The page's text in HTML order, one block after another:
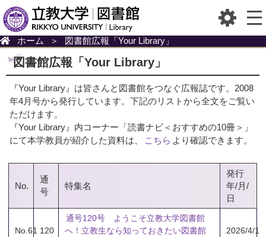
ホーム ＞ 図書館広報「Your Library」
図書館広報「Your Library」
『Your Library』は皆さんと図書館をつなぐ広報誌です。2008
年4月号から発行しています。下記のリストから全文をご覧い
ただけます。
『Your Library』内コーナー「読書ナビ＜おすすめの10冊＞」
にて本学教員が紹介した資料は、
こちら より確認できます。
No.
通
号
特集名
発行
年/月/
日
No.61 120
通号120号 ようこそ立教大学図書館
へ！立教生なら知っておきたい図書館
2026/4/1